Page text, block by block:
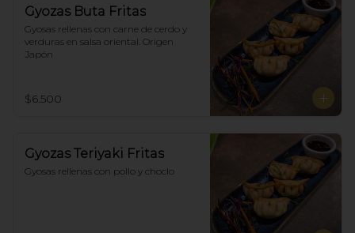
Gyozas Buta Fritas
Gyosas rellenas con carne de cerdo y
verduras en salsa oriental. Origen
Japón
$6.500
Gyozas Teriyaki Fritas
Gyosas rellenas con pollo y choclo